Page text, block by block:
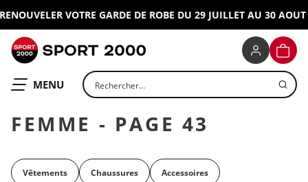
VOTRE GARDE DE ROBE DU 29 JUILLET AU 30 AOUT
OUVRIR LE
MENU Rechercher un produit
FEMME - PAGE 43
Vêtements Chaussures Accessoires